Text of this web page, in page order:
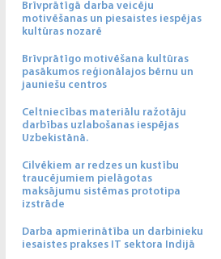
Brīvprātīgā darba veicēju
motivēšanas un piesaistes iespējas
kultūras nozarē
Brīvprātīgo motivēšana kultūras
pasākumos reģionālajos bērnu un
jauniešu centros
Celtniecības materiālu ražotāju
darbības uzlabošanas iespējas
Uzbekistānā.
Cilvēkiem ar redzes un kustību
traucējumiem pielāgotas
maksājumu sistēmas prototipa
izstrāde
Darba apmierinātība un darbinieku
iesaistes prakses IT sektora Indijā